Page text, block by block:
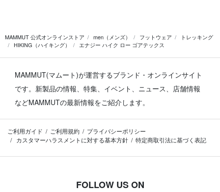
MAMMUT 公式オンラインストア men（メンズ） フットウェア
トレッキング
HIKING（ハイキング）
エナジー ハイク ロー ゴアテックス
MAMMUT(マムート)が運営するブランド・オンラインサイト
です。 新製品の情報、特集、イベント、ニュース、店舗情報
などMAMMUTの最新情報をご紹介します。
ご利用ガイド ご利用規約
プライバシーポリシー
カスタマーハラスメントに対する基本方針
特定商取引法に基づく表記
FOLLOW US ON